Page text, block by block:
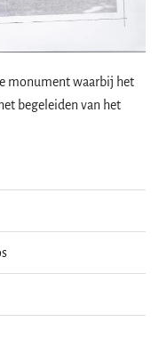
monument waarbij het
begeleiden van het